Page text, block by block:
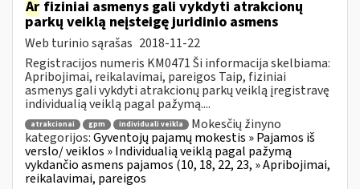
Ar fiziniai asmenys gali vykdyti atrakcionų
parkų veiklą neįsteigę juridinio asmens
Web turinio sąrašas 2018-11-22
Registracijos numeris KM0471 Ši informacija skelbiama:
Apribojimai, reikalavimai, pareigos Taip, fiziniai
asmenys gali vykdyti atrakcionų parkų veiklą įregistravę
individualią veiklą pagal pažymą....
atrakcionai gpm individuali veikla
Mokesčių žinyno
kategorijos:Gyventojų pajamų mokestis » Pajamos iš
verslo/ veiklos » Individualią veiklą pagal pažymą
vykdančio asmens pajamos (10, 18, 22, 23, » Apribojimai,
reikalavimai, pareigos